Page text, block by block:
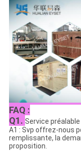
FAQ :
Q1. Service
A1 : Svp offrez-nous
remplissante, la
proposition.